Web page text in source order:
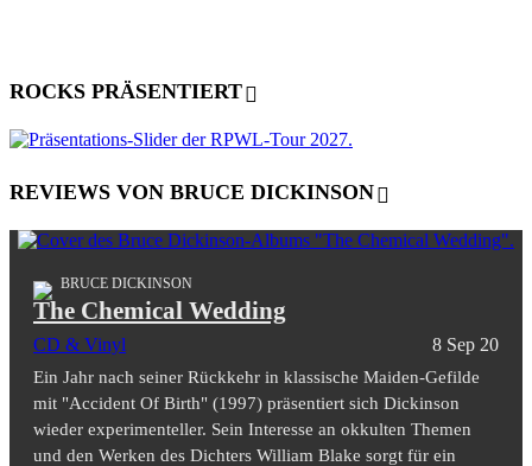
ROCKS PRÄSENTIERT
REVIEWS VON BRUCE DICKINSON
BRUCE DICKINSON
The Chemical Wedding
CD & Vinyl 8 Sep 20
Ein Jahr nach seiner Rückkehr in klassische Maiden-Gefilde
mit "Accident Of Birth" (1997) präsentiert sich Dickinson
wieder experimenteller. Sein Interesse an okkulten Themen
und den Werken des Dichters William Blake sorgt für ein